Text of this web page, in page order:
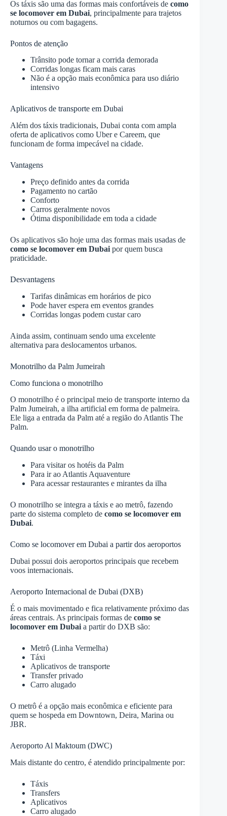
Os táxis são uma das formas mais confortáveis de como
se locomover em Dubai, principalmente para trajetos
noturnos ou com bagagens.
Pontos de atenção
Trânsito pode tornar a corrida demorada
Corridas longas ficam mais caras
Não é a opção mais econômica para uso diário
intensivo
Aplicativos de transporte em Dubai
Além dos táxis tradicionais, Dubai conta com ampla
oferta de aplicativos como Uber e Careem, que
funcionam de forma impecável na cidade.
Vantagens
Preço definido antes da corrida
Pagamento no cartão
Conforto
Carros geralmente novos
Ótima disponibilidade em toda a cidade
Os aplicativos são hoje uma das formas mais usadas de
como se locomover em Dubai por quem busca
praticidade.
Desvantagens
Tarifas dinâmicas em horários de pico
Pode haver espera em eventos grandes
Corridas longas podem custar caro
Ainda assim, continuam sendo uma excelente
alternativa para deslocamentos urbanos.
Monotrilho da Palm Jumeirah
Como funciona o monotrilho
O monotrilho é o principal meio de transporte interno da
Palm Jumeirah, a ilha artificial em forma de palmeira.
Ele liga a entrada da Palm até a região do Atlantis The
Palm.
Quando usar o monotrilho
Para visitar os hotéis da Palm
Para ir ao Atlantis Aquaventure
Para acessar restaurantes e mirantes da ilha
O monotrilho se integra a táxis e ao metrô, fazendo
parte do sistema completo de como se locomover em
Dubai.
Como se locomover em Dubai a partir dos aeroportos
Dubai possui dois aeroportos principais que recebem
voos internacionais.
Aeroporto Internacional de Dubai (DXB)
É o mais movimentado e fica relativamente próximo das
áreas centrais. As principais formas de como se
locomover em Dubai a partir do DXB são:
Metrô (Linha Vermelha)
Táxi
Aplicativos de transporte
Transfer privado
Carro alugado
O metrô é a opção mais econômica e eficiente para
quem se hospeda em Downtown, Deira, Marina ou
JBR.
Aeroporto Al Maktoum (DWC)
Mais distante do centro, é atendido principalmente por:
Táxis
Transfers
Aplicativos
Carro alugado